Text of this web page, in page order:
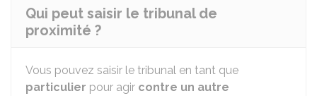
Qui peut saisir le tribunal de
proximité ?
Vous pouvez saisir le tribunal en tant que
particulier pour agir contre un autre